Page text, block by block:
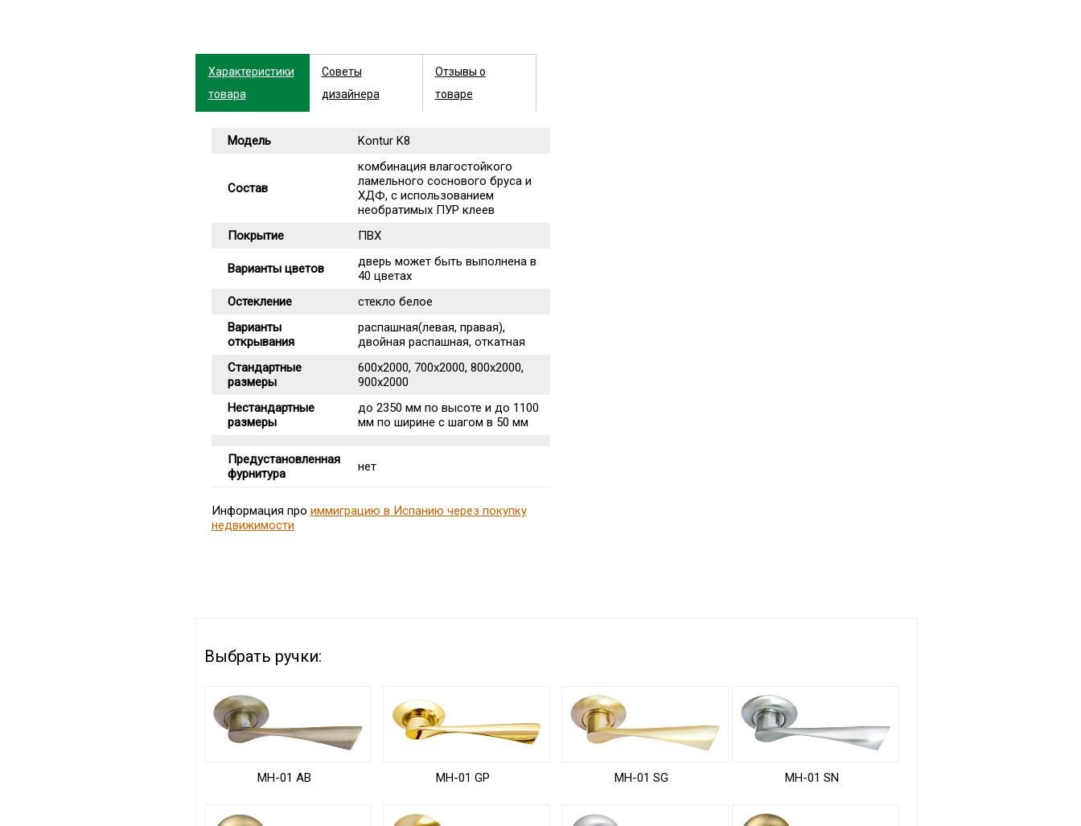
Характеристики
товара
Советы
дизайнера
Отзывы о
товаре
Модель Kontur K8
Состав
комбинация влагостойкого
ламельного соснового бруса и
ХДФ, с использованием
необратимых ПУР клеев
Покрытие
ПВХ
Варианты цветов
дверь может быть выполнена в
40 цветах
Остекление
стекло белое
Варианты
открывания
распашная(левая, правая),
двойная распашная, откатная
Стандартные
размеры
600х2000, 700х2000, 800х2000,
900х2000
Нестандартные
размеры
до 2350 мм по высоте и до 1100
мм по ширине с шагом в 50 мм
Предустановленная
фурнитура
нет
Информация про иммиграцию в Испанию через покупку
недвижимости
Выбрать ручки:
MH-01 AB MH-01 GP MH-01 SG MH-01 SN